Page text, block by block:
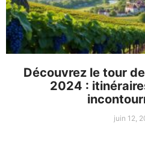
Découvrez le tour
2024 :
juin 12,